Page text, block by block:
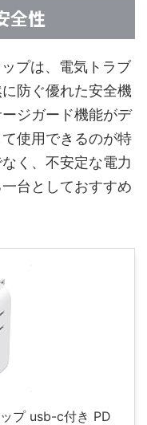
全性
プは、電気トラブ
防ぐ優れた安全機
ジガード機能がデ
使用できるのが特
く、不安定な電力
台としておすすめ
プ usb-c付き PD